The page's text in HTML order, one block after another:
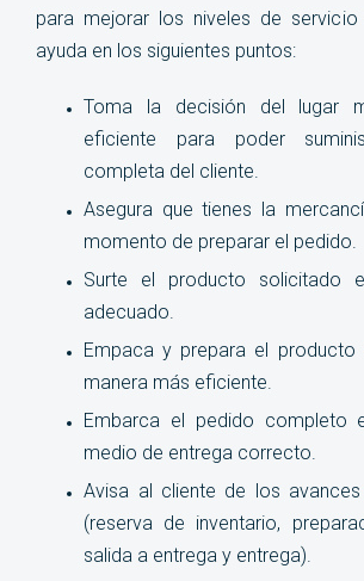
para mejorar los niveles de
ayuda en los siguientes puntos:
Toma la decisión del lugar
eficiente para poder
completa del cliente.
Asegura que tienes la
momento de preparar el pedido.
Surte el producto solicitado
adecuado.
Empaca y prepara el
manera más eficiente.
Embarca el pedido completo
medio de entrega correcto.
Avisa al cliente de los
(reserva de inventario,
salida a entrega y entrega).